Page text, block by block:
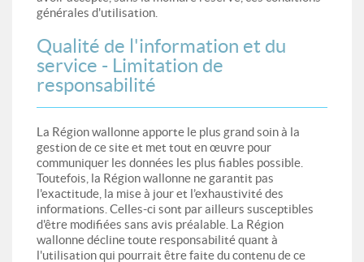
générales d'utilisation.
Qualité de l'information et du
service - Limitation de
responsabilité
La Région wallonne apporte le plus grand soin à la
gestion de ce site et met tout en œuvre pour
communiquer les données les plus fiables possible.
Toutefois, la Région wallonne ne garantit pas
l'exactitude, la mise à jour et l’exhaustivité des
informations. Celles-ci sont par ailleurs susceptibles
d'être modifiées sans avis préalable. La Région
wallonne décline toute responsabilité quant à
l'utilisation qui pourrait être faite du contenu de ce